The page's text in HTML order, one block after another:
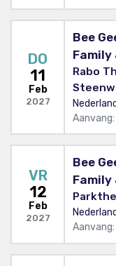
DO
11
Feb
2027
Bee
Family
Rabo
Nederland
VR
12
Feb
2027
Bee
Family
Nederland